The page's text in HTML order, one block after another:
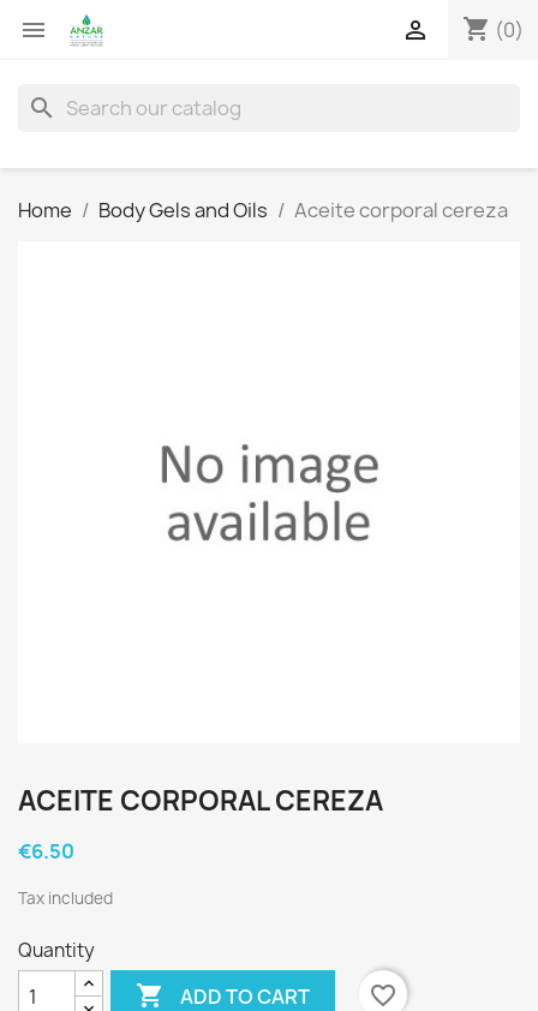
 shopping_cart (0)

search
Home Body Gels and Oils Aceite corporal cereza
ACEITE CORPORAL CEREZA
€6.50
Tax included
Quantity
 ADD TO CART favorite_border